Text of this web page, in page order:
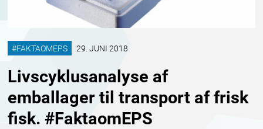
Livscyklusanalyse af
emballager til transport af frisk
fisk. #FaktaomEPS
#FAKTAOMEPS 29. JUNI 2018